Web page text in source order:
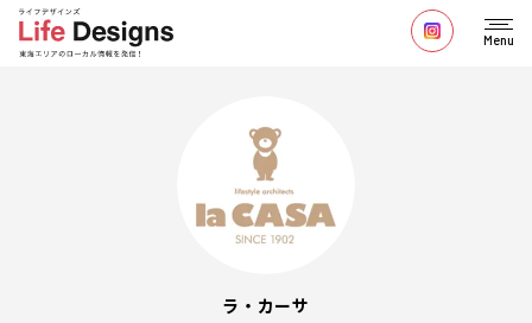
Menu
ラ・カーサ